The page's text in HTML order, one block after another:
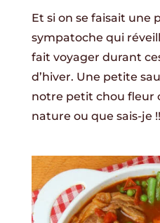
Et si on se faisait une
sympatoche qui
fait voyager durant
d’hiver. Une petite
notre petit chou fleur
nature ou que sais-je